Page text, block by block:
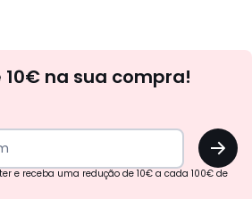
na sua compra!
OK
e receba uma redução de 10€ a cada 100€ de